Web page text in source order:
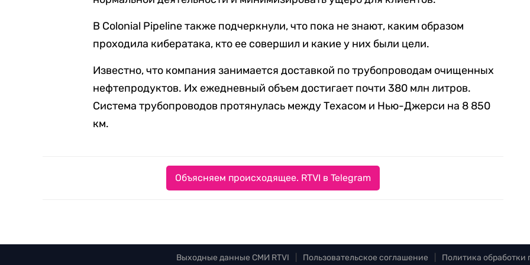
В Colonial Pipeline также подчеркнули, что пока не знают, каким образом
проходила кибератака, кто ее совершил и какие у них были цели.
Известно, что компания занимается доставкой по трубопроводам очищенных
нефтепродуктов. Их ежедневный объем достигает почти 380 млн литров.
Система трубопроводов протянулась между Техасом и Нью-Джерси на 8 850
км.
Объясняем происходящее. RTVI в Telegram
Выходные данные СМИ RTVI Пользовательское соглашение Политика